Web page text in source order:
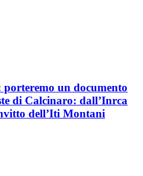
un documento
di Calcinaro: dall’Inrca
dell’Iti Montani